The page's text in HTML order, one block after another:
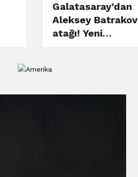
Galatasaray’dan
Aleksey Batrakov
atağı! Yeni…